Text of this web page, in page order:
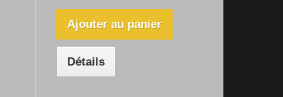
Ajouter au panier
Détails